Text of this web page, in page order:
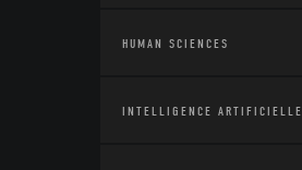
HUMAN SCIENCES
INTELLIGENCE ARTIFICIELLE